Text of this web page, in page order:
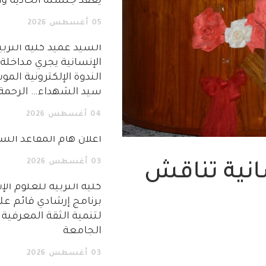
تناقش
05 أغسطس 2026
السيد عميد كلية
الإنسانية يجري
الندوة الإلكترونية
سيد الشهداء…
04 أغسطس 2026
اعلان هام المقاعد
03 أغسطس 2026
كلية التربية للعلوم
برنامج إرشادي قائم
لتنمية الثقة
الجامعة
03 أغسطس 2026